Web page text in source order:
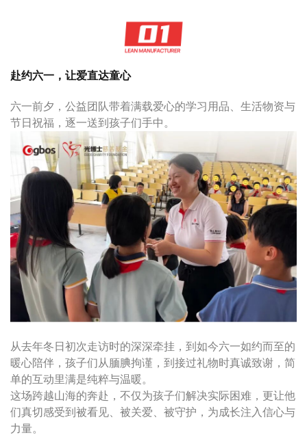
赴约六一，让爱直达童心
六一前夕，公益团队带着满载爱心的学习用品、生活物资与
节日祝福，逐一送到孩子们手中。
从去年冬日初次走访时的深深牵挂，到如今六一如约而至的
暖心陪伴，孩子们从腼腆拘谨，到接过礼物时真诚致谢，简
单的互动里满是纯粹与温暖。
这场跨越山海的奔赴，不仅为孩子们解决实际困难，更让他
们真切感受到被看见、被关爱、被守护，为成长注入信心与
力量。